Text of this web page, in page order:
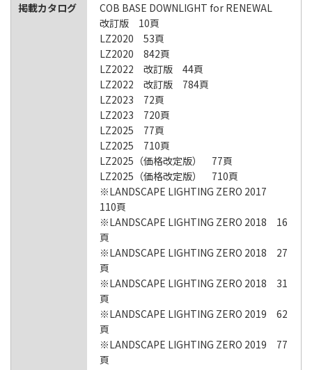
掲載カタログ
COB BASE DOWNLIGHT for RENEWAL
改訂版 10頁
LZ2020 53頁
LZ2020 842頁
LZ2022 改訂版 44頁
LZ2022 改訂版 784頁
LZ2023 72頁
LZ2023 720頁
LZ2025 77頁
LZ2025 710頁
LZ2025（価格改定版） 77頁
LZ2025（価格改定版） 710頁
※LANDSCAPE LIGHTING ZERO 2017
110頁
※LANDSCAPE LIGHTING ZERO 2018 16
頁
※LANDSCAPE LIGHTING ZERO 2018 27
頁
※LANDSCAPE LIGHTING ZERO 2018 31
頁
※LANDSCAPE LIGHTING ZERO 2019 62
頁
※LANDSCAPE LIGHTING ZERO 2019 77
頁